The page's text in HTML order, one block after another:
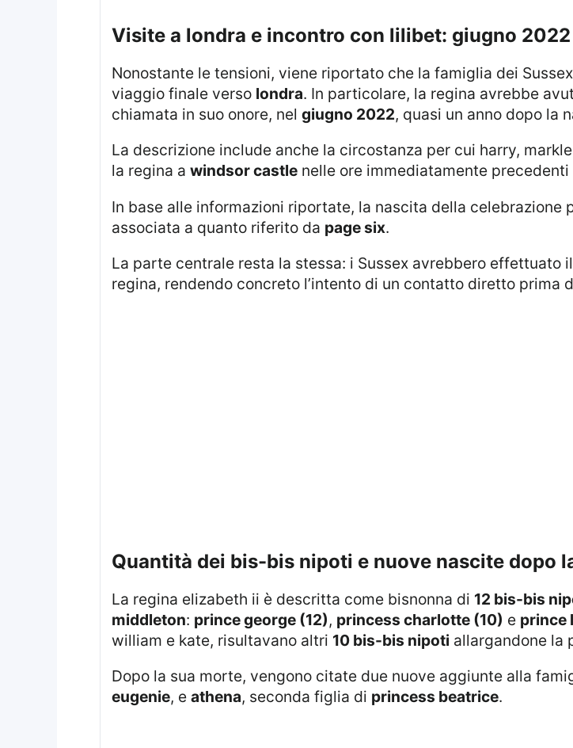
visite a londra e incontro con lilibet: giugno 2022
Nonostante le tensioni, viene riportato che la famiglia dei Sussex si sarebbe comunque resa protagonista di un
viaggio finale verso londra. In particolare, la regina avrebbe
chiamata in suo onore, nel giugno 2022, quasi un anno dopo la
La descrizione include anche la circostanza per cui harry, markle e i loro due figli avrebbero trascorso del tempo con
la regina a windsor castlenelle ore immediatamente
In base alle informazioni riportate, la nascita della celebrazione privata della bambina il giorno successivo viene
associata a quanto riferito da page six.
La parte centrale resta la stessa: i Sussex avrebbero effettuato
regina, rendendo concreto l’intento di un contatto diretto prima
quantità dei bis-bis nipoti e nuove nascite dopo
La regina elizabeth ii è descritta come bisnonna di 12 bis-bis
middleton: prince george (12), princess charlotte (10) e prince
william e kate, risultavano altri 10 bis-bis nipoti allargandone la
Dopo la sua morte, vengono citate due nuove aggiunte alla
eugenie, e athena, seconda figlia di princess beatrice.